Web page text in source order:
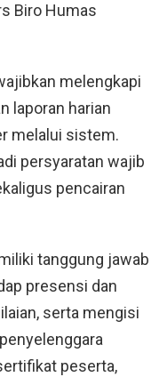
Biro Humas
melengkapi
laporan harian
melalui sistem.
persyaratan wajib
pencairan
tanggung jawab
presensi dan
serta mengisi
peserta,